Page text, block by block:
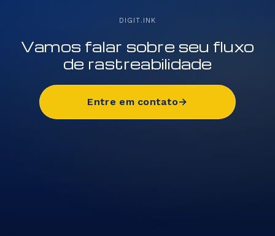
DIGIT.INK
Vamos falar sobre seu fluxo
de rastreabilidade
Entre em contato→